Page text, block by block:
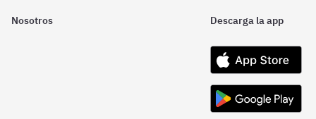
Nosotros Descarga la app